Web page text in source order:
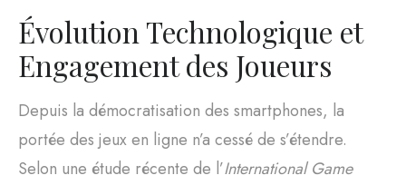
Évolution Technologique et
Engagement des Joueurs
Depuis la démocratisation des smartphones, la
portée des jeux en ligne n’a cessé de s’étendre.
Selon une étude récente de l’International Game